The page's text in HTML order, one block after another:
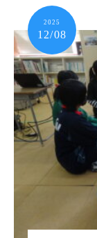
2025
12/08